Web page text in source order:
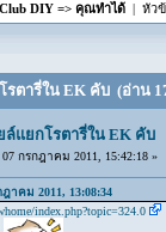
DIY => คุณทำได้| หัว
ตารี่ใน EK คับ (อ่าน
ล์แยกโรตารี่ใน EK คับ
กรกฎาคม 2011, 15:42:18 »
าคม 2011, 13:08:34
index.php?topic=324.0